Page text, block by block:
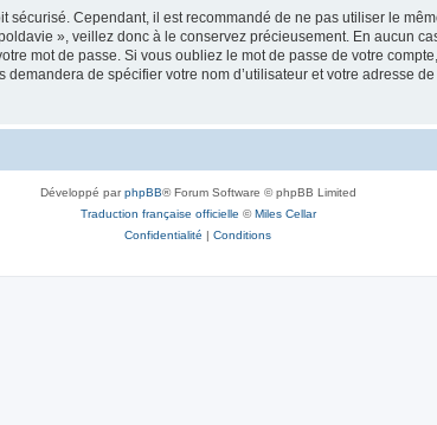
sécurisé. Cependant, il est recommandé de ne pas utiliser le
», veillez donc à le conservez précieusement. En aucun
mot de passe. Si vous oubliez le mot de passe de votre
de spécifier votre nom d’utilisateur et votre adresse
Développé parphpBB® Forum Software © phpBB Limited
Traduction française officielle ©Miles Cellar
Confidentialité | Conditions